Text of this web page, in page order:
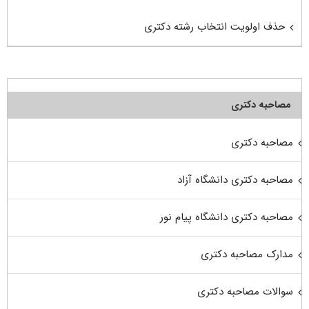
حذف اولویت انتخاب رشته دکتری
مصاحبه دکتری
مصاحبه دکتری
مصاحبه دکتری دانشگاه آزاد
مصاحبه دکتری دانشگاه پیام نور
مدارک مصاحبه دکتری
سوالات مصاحبه دکتری